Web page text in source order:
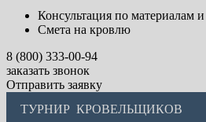
Консультация по материалам и
Смета на кровлю
8 (800) 333-00-94
заказать звонок
Отправить заявку
ТУРНИР КРОВЕЛЬЩИКОВ